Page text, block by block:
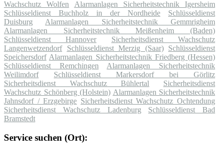
Wachschutz Wolfen
Alarmanlagen Sicherheitstechnik Igersheim
Schlüsseldienst Buchholz in der Nordheide
Schlüsseldienst
Duisburg
Alarmanlagen Sicherheitstechnik Gemmrigheim
Alarmanlagen Sicherheitstechnik Meißenheim (Baden)
Schlüsseldienst Hannover
Sicherheitsdienst Wachschutz
Langenwetzendorf
Schlüsseldienst Merzig (Saar)
Schlüsseldienst
Speichersdorf Alarmanlagen Sicherheitstechnik Friedberg (Hessen)
Schlüsseldienst Remchingen
Alarmanlagen Sicherheitstechnik
Weilimdorf
Schlüsseldienst Markersdorf bei Görlitz
Sicherheitsdienst Wachschutz Bühlertal
Sicherheitsdienst
Wachschutz Schönberg (Holstein) Alarmanlagen Sicherheitstechnik
Jahnsdorf / Erzgebirge Sicherheitsdienst Wachschutz Ochtendung
Sicherheitsdienst Wachschutz Ladenburg
Schlüsseldienst Bad
Bramstedt
Service suchen (Ort):